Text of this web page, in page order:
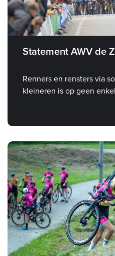
Statement AWV de
Renners en rensters via
kleineren is op geen